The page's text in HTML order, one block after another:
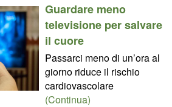
Guardare meno
televisione per salvare
il cuore
Passarci meno di un’ora al
giorno riduce il rischio
cardiovascolare
(Continua)